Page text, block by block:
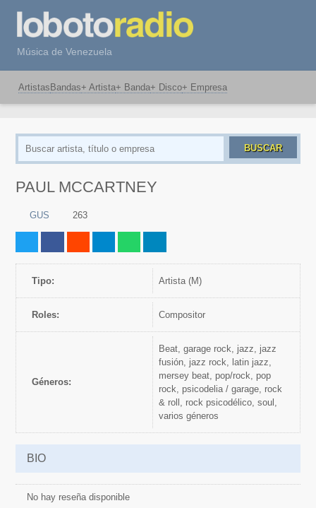
Música de Venezuela
Artistas Bandas+ Artista+ Banda+ Disco+ Empresa
BUSCAR
PAUL MCCARTNEY
GUS 263
Tipo: artista (M)
Roles: Compositor
Géneros:
beat, garage rock, jazz, jazz
fusión, jazz rock, latin jazz,
mersey beat, pop/rock, pop
rock, psicodelia / garage, rock
& roll, rock psicodélico, soul,
varios géneros
BIO
No hay reseña disponible